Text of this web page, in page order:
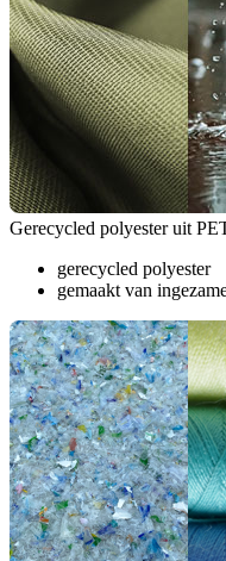
Gerecycled polyester uit
gerecycled polyester
gemaakt van